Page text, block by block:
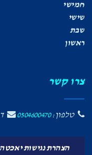
חמישי
שישי
שבת
ראשון
צרו קשר
טלפון:0504600470
הצהרת נגישות